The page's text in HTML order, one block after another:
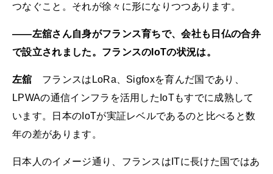
つなぐこと。それが徐々に形になりつつあります。
――左舘さん自身がフランス育ちで、会社も日仏の合弁
で設立されました。フランスのIoTの状況は。
左舘 フランスはLoRa、Sigfoxを育んだ国であり、
LPWAの通信インフラを活用したIoTもすでに成熟して
います。日本のIoTが実証レベルであるのと比べると数
年の差があります。
日本人のイメージ通り、フランスはITに長けた国ではあ